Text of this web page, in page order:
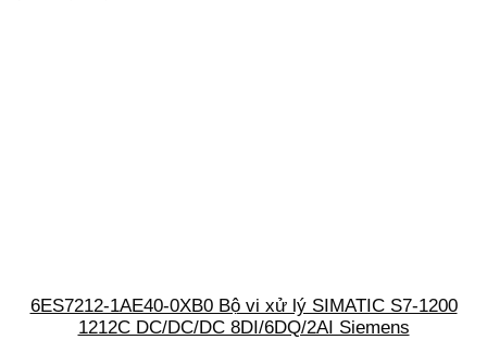
6ES7212-1AE40-0XB0 Bộ vi xử lý SIMATIC S7-1200
1212C DC/DC/DC 8DI/6DQ/2AI Siemens